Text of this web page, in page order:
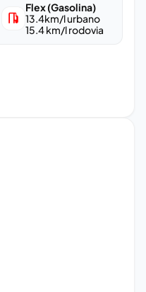
Flex (Gasolina)
13.4km/l urbano
15.4km/l rodovia